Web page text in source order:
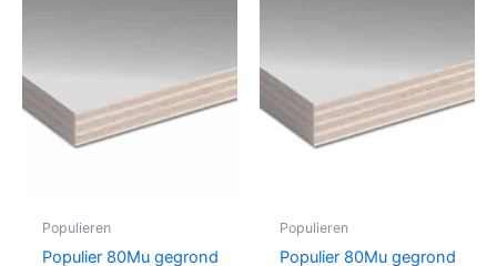
Populieren
Populier 80Mu gegrond
Populieren
Populier 80Mu gegrond